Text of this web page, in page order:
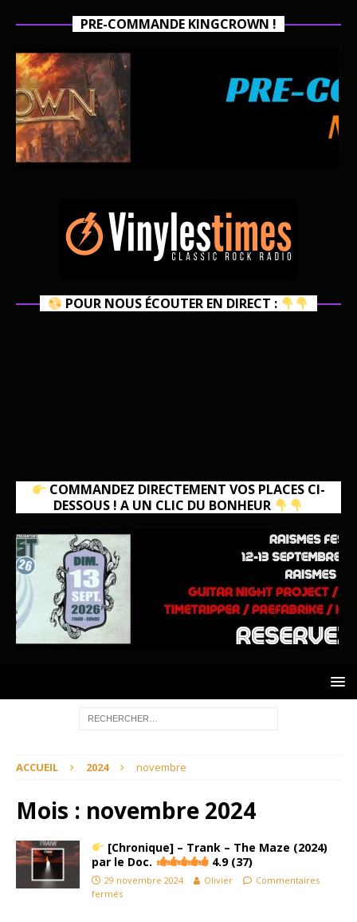
PRE-COMMANDE KINGCROWN !
POUR NOUS ÉCOUTER EN DIRECT :
COMMANDEZ DIRECTEMENT VOS PLACES CI-
DESSOUS ! A UN CLIC DU BONHEUR
ACCUEIL 2024 novembre
Mois : novembre 2024
[Chronique] – Trank – The Maze (2024)
par le Doc.
4.9 (37)
29 novembre 2024 Olivier
Commentaires
fermés